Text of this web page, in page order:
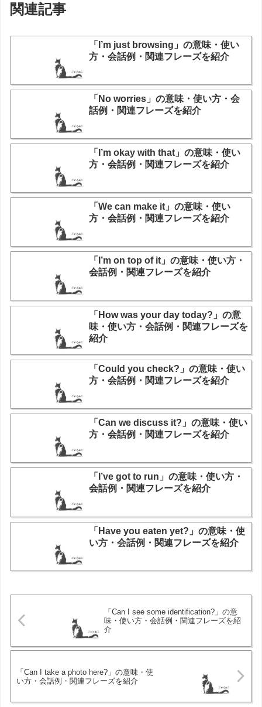
関連記事
「I’m just browsing」の意味・使い
方・会話例・関連フレーズを紹介
「No worries」の意味・使い方・会
話例・関連フレーズを紹介
「I’m okay with that」の意味・使い
方・会話例・関連フレーズを紹介
「We can make it」の意味・使い
方・会話例・関連フレーズを紹介
「I’m on top of it」の意味・使い方・
会話例・関連フレーズを紹介
「How was your day today?」の意
味・使い方・会話例・関連フレーズを
紹介
「Could you check?」の意味・使い
方・会話例・関連フレーズを紹介
「Can we discuss it?」の意味・使い
方・会話例・関連フレーズを紹介
「I’ve got to run」の意味・使い方・
会話例・関連フレーズを紹介
「Have you eaten yet?」の意味・使
い方・会話例・関連フレーズを紹介
「Can I see some identification?」の意
味・使い方・会話例・関連フレーズを紹
介
「Can I take a photo here?」の意味・使
い方・会話例・関連フレーズを紹介